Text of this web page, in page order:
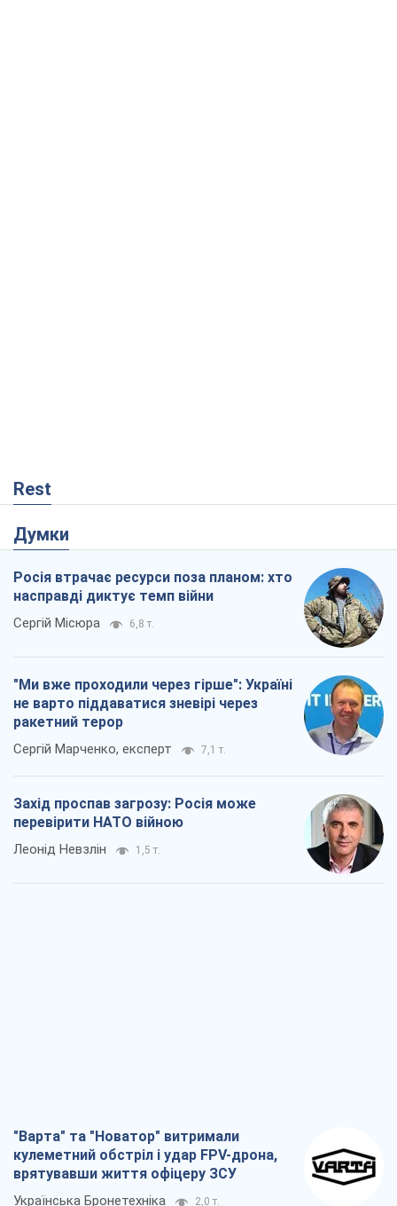
Rest
Думки
Росія втрачає ресурси поза планом: хто
насправді диктує темп війни
Сергій Місюра 6,8 т.
"Ми вже проходили через гірше": Україні
не варто піддаватися зневірі через
ракетний терор
Сергій Марченко, експерт 7,1 т.
Захід проспав загрозу: Росія може
перевірити НАТО війною
Леонід Невзлін 1,5 т.
"Варта" та "Новатор" витримали
кулеметний обстріл і удар FPV-дрона,
врятувавши життя офіцеру ЗСУ
Українська Бронетехніка 2,0 т.